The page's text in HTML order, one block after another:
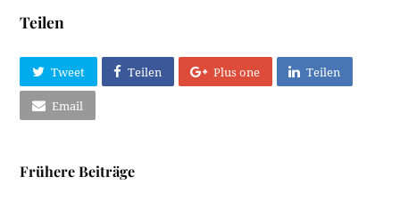
Teilen
Tweet Teilen Plus one Teilen
Email
Frühere Beiträge